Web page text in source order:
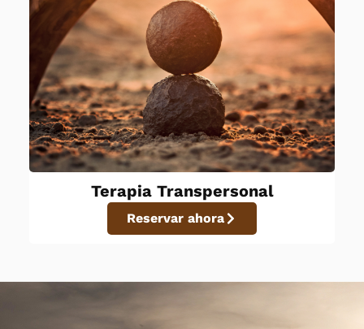
Terapia Transpersonal
Reservar ahora